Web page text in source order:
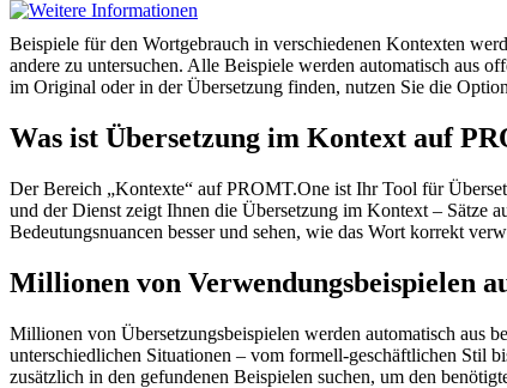
Beispiele für den Wortgebrauch in verschiedenen Kontexten
andere zu untersuchen. Alle Beispiele werden automatisch aus
im Original oder in der Übersetzung finden, nutzen Sie die
Was ist Übersetzung im Kontext auf
Der Bereich „Kontexte“ auf PROMT.One ist Ihr Tool für
und der Dienst zeigt Ihnen die Übersetzung im Kontext – Sätze
Bedeutungsnuancen besser und sehen, wie das Wort korrekt
Millionen von Verwendungsbeispielen
Millionen von Übersetzungsbeispielen werden automatisch aus
unterschiedlichen Situationen – vom formell-geschäftlichen Stil
zusätzlich in den gefundenen Beispielen suchen, um den